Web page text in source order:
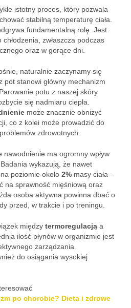
istotny proces, który pozwala
stabilną temperaturę ciała.
fundamentalną rolę. Jest
zwłaszcza podczas
oraz w gorące dni.
naturalnie zaczynamy się
pot stanowi główny mechanizm
potu z naszej skóry
się nadmiaru ciepła.
może znacznie obniżyć
co z kolei może prowadzić do
zdrowotnych.
ma ogromny wpływ
. Badania wykazują, że nawet
poziomie około 2% masy ciała –
na sprawność mięśniową oraz
osoba aktywna powinna dbać o
przed, w trakcie i po treningu.
między termoregulacją a
ilość płynów w organizmie jest
zarządzania
do osiągania wysokiej
po chorobie? Dieta i zdrowe